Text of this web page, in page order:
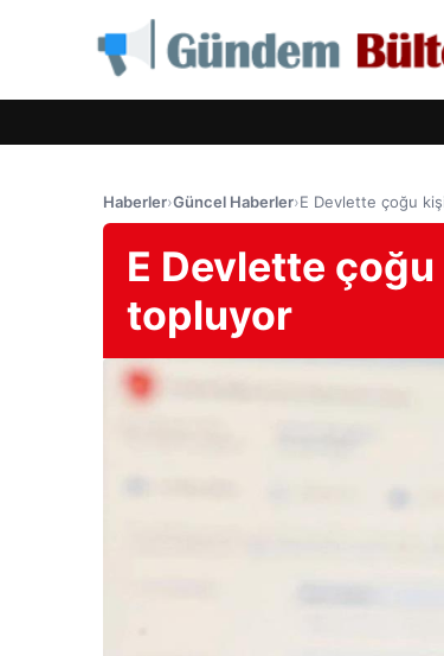
Haberler›Güncel Haberler›E Devlette çoğu
E Devlette
topluyor